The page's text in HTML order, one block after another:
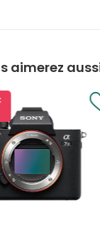
aimerez